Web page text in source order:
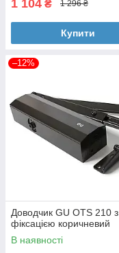
1 104 ₴ 1 296 ₴
Купити
–12%
Доводчик GU OTS 210 з
фіксацією коричневий
В наявності